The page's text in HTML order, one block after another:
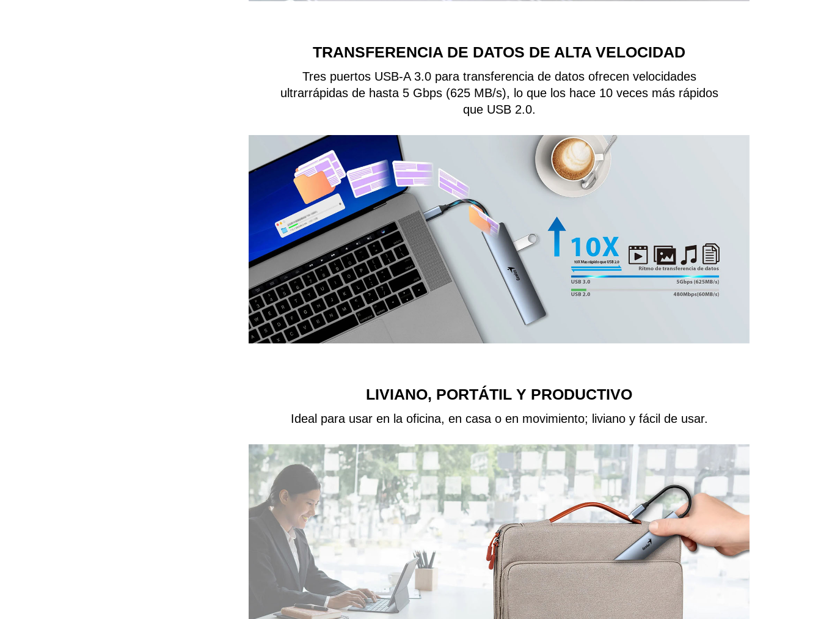
TRANSFERENCIA DE DATOS DE ALTA VELOCIDAD
Tres puertos USB-A 3.0 para transferencia de datos ofrecen velocidades
ultrarrápidas de hasta 5 Gbps (625 MB/s), lo que los hace 10 veces más rápidos
que USB 2.0.
LIVIANO, PORTÁTIL Y PRODUCTIVO
Ideal para usar en la oficina, en casa o en movimiento; liviano y fácil de usar.